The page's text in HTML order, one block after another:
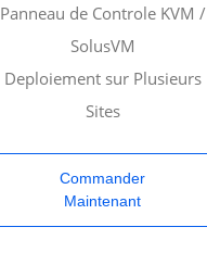
Panneau de Controle KVM /
SolusVM
Deploiement sur Plusieurs
Sites
Commander
Maintenant